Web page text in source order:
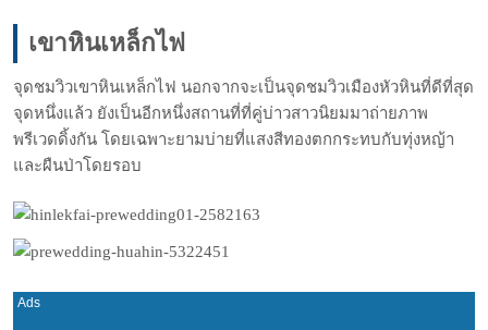
เขาหินเหล็กไฟ
จุดชมวิวเขาหินเหล็กไฟ นอกจากจะเป็นจุดชมวิวเมืองหัวหินที่ดีที่สุด
จุดหนึ่งแล้ว ยังเป็นอีกหนึ่งสถานที่ที่คู่บ่าวสาวนิยมมาถ่ายภาพ
พรีเวดดิ้งกัน โดยเฉพาะยามบ่ายที่แสงสีทองตกกระทบกับทุ่งหญ้า
และผืนป่าโดยรอบ